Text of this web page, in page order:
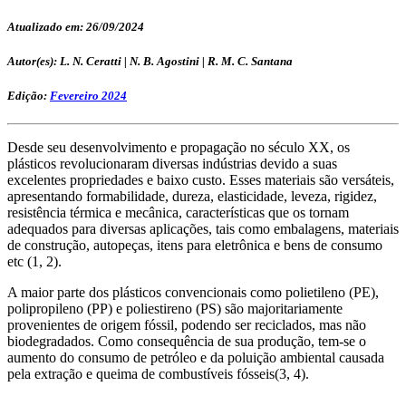
Atualizado em: 26/09/2024
Autor(es): L. N. Ceratti | N. B. Agostini | R. M. C. Santana
Edição: Fevereiro 2024
Desde seu desenvolvimento e propagação no século XX, os
plásticos revolucionaram diversas indústrias devido a suas
excelentes propriedades e baixo custo. Esses materiais são versáteis,
apresentando formabilidade, dureza, elasticidade, leveza, rigidez,
resistência térmica e mecânica, características que os tornam
adequados para diversas aplicações, tais como embalagens, materiais
de construção, autopeças, itens para eletrônica e bens de consumo
etc (1, 2).
A maior parte dos plásticos convencionais como polietileno (PE),
polipropileno (PP) e poliestireno (PS) são majoritariamente
provenientes de origem fóssil, podendo ser reciclados, mas não
biodegradados. Como consequência de sua produção, tem-se o
aumento do consumo de petróleo e da poluição ambiental causada
pela extração e queima de combustíveis fósseis(3, 4).